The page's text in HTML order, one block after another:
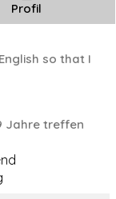
Profil
so that I
Jahre treffen